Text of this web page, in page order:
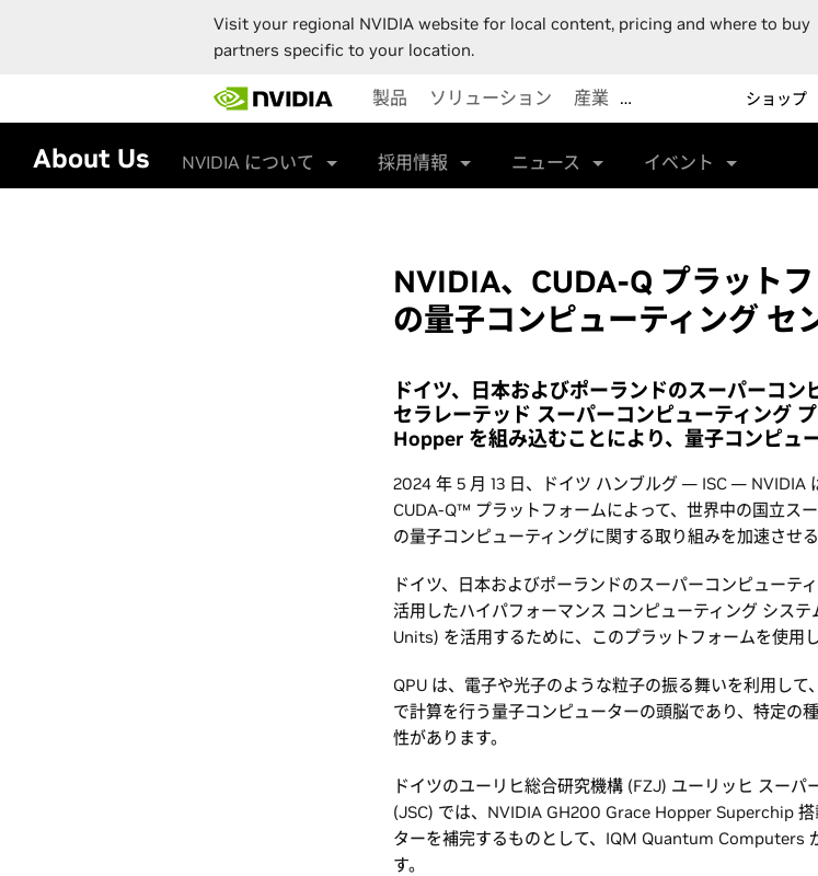
Visit your regional NVIDIA website for local content, pricing and where to buy
partners specific to your location.
main
content
製品 ソリューション 産業 … ショップ
About Us NVIDIA について 採用情報 ニュース イベント
NVIDIA、CUDA-Q プラット
の量子コンピューティング セ
ドイツ、日本およびポーランドのスーパーコン
セラレーテッド スーパーコンピューティング
Hopper を組み込むことにより、量子コンピュ
2024 年 5 月 13 日、ドイツ ハンブルグ — ISC — NVIDIA
CUDA-Q™ プラットフォームによって、世界中の国立ス
の量子コンピューティングに関する取り組みを加速させ
ドイツ、日本およびポーランドのスーパーコンピューテ
活用したハイパフォーマンス コンピューティング シス
Units) を活用するために、このプラットフォームを使用し
QPU は、電子や光子のような粒子の振る舞いを利用し
で計算を行う量子コンピューターの頭脳であり、特定の
性があります。
ドイツのユーリヒ総合研究機構 (FZJ) ユーリッヒ スーパ
(JSC) では、NVIDIA GH200 Grace Hopper Superchip
ターを補完するものとして、IQM Quantum Computers
す。